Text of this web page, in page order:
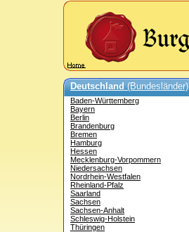
Deutschland(Bundesländer)
Baden-Württemberg
Bayern
Berlin
Brandenburg
Bremen
Hamburg
Hessen
Mecklenburg-Vorpommern
Niedersachsen
Nordrhein-Westfalen
Rheinland-Pfalz
Saarland
Sachsen
Sachsen-Anhalt
Schleswig-Holstein
Thüringen